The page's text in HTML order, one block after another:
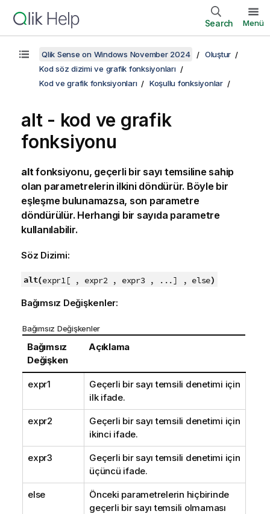
Search Menü
Qlik Sense on Windows November 2024
Oluştur
Kod söz dizimi ve grafik fonksiyonları
Kod ve grafik fonksiyonları
Koşullu fonksiyonlar
alt - kod ve grafik
fonksiyonu
altfonksiyonu, geçerli bir sayı temsiline sahip
olan parametrelerin ilkini döndürür. Böyle bir
eşleşme bulunamazsa, son parametre
döndürülür. Herhangi bir sayıda parametre
kullanılabilir.
Söz Dizimi:
alt(expr1[ , expr2 , expr3 , ...] , else)
Bağımsız Değişkenler:
Bağımsız Değişkenler
Bağımsız
Değişken
Açıklama
expr1
Geçerli bir sayı temsili denetimi için
ilk ifade.
expr2
Geçerli bir sayı temsili denetimi için
ikinci ifade.
expr3
Geçerli bir sayı temsili denetimi için
üçüncü ifade.
else
Önceki parametrelerin hiçbirinde
geçerli bir sayı temsili olmaması